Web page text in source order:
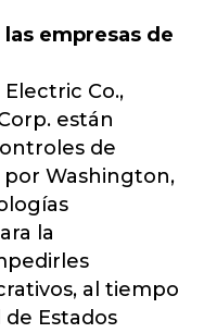
empresas de
Co.,
están
de
Washington,
la
al tiempo
Estados